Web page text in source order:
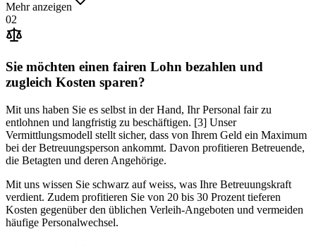
Mehr anzeigen
02
Sie möchten einen fairen Lohn bezahlen und
zugleich Kosten sparen?
Mit uns haben Sie es selbst in der Hand, Ihr Personal fair zu
entlohnen und langfristig zu beschäftigen. [3] Unser
Vermittlungsmodell stellt sicher, dass von Ihrem Geld ein Maximum
bei der Betreuungsperson ankommt. Davon profitieren Betreuende,
die Betagten und deren Angehörige.
Mit uns wissen Sie schwarz auf weiss, was Ihre Betreuungskraft
verdient. Zudem profitieren Sie von 20 bis 30 Prozent tieferen
Kosten gegenüber den üblichen Verleih-Angeboten und vermeiden
häufige Personalwechsel.